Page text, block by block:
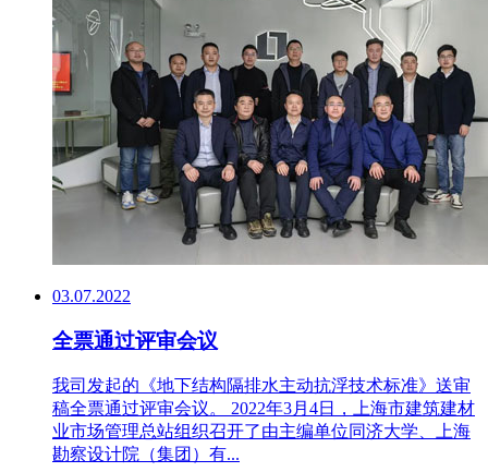
03.07.2022
全票通过评审会议
我司发起的《地下结构隔排水主动抗浮技术标准》送审
稿全票通过评审会议。 2022年3月4日，上海市建筑建材
业市场管理总站组织召开了由主编单位同济大学、上海
勘察设计院（集团）有...